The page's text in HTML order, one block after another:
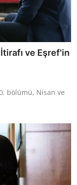
ve Eşref'in
bölümü, Nisan ve